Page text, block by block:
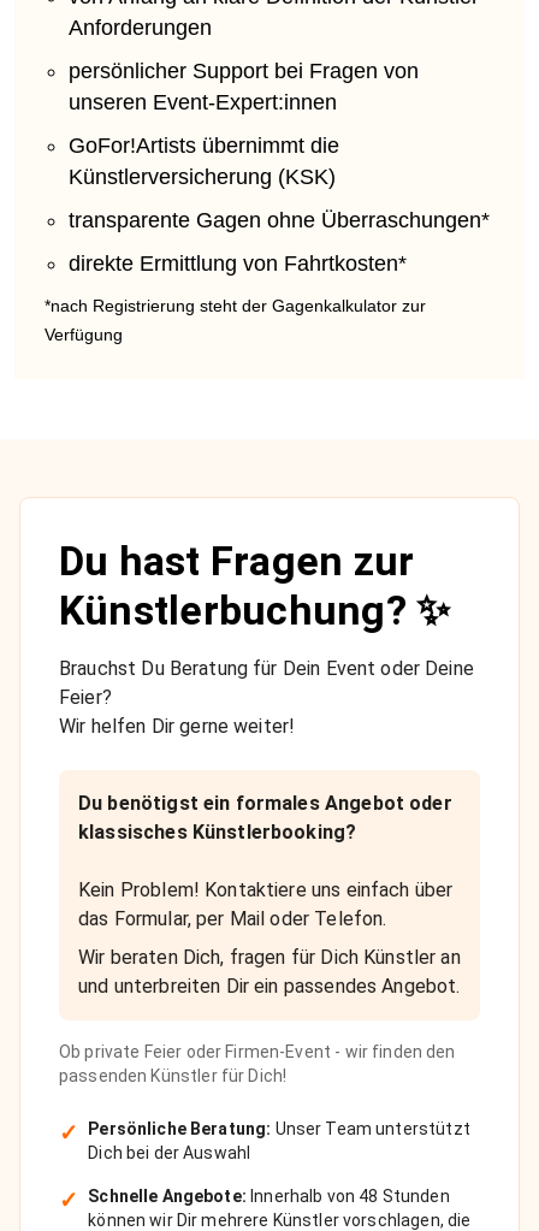
Anforderungen
persönlicher Support bei Fragen von
unseren Event-Expert:innen
GoFor!Artists übernimmt die
Künstlerversicherung (KSK)
transparente Gagen ohne Überraschungen*
direkte Ermittlung von Fahrtkosten*
*nach Registrierung steht der Gagenkalkulator zur
Verfügung
Du hast Fragen zur
Künstlerbuchung? ✨
Brauchst Du Beratung für Dein Event oder Deine
Feier?
Wir helfen Dir gerne weiter!
Du benötigst ein formales Angebot oder
klassisches Künstlerbooking?
Kein Problem! Kontaktiere uns einfach über
das Formular, per Mail oder Telefon.
Wir beraten Dich, fragen für Dich Künstler an
und unterbreiten Dir ein passendes Angebot.
Ob private Feier oder Firmen-Event - wir finden den
passenden Künstler für Dich!
✓ Persönliche Beratung: Unser Team unterstützt
Dich bei der Auswahl
✓ Schnelle Angebote: Innerhalb von 48 Stunden
können wir Dir mehrere Künstler vorschlagen, die